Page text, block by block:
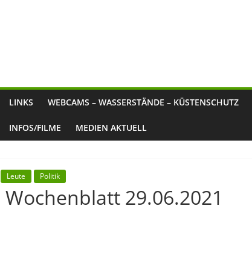
LINKS WEBCAMS – WASSERSTÄNDE – KÜSTENSCHUTZ
INFOS/FILME MEDIEN AKTUELL
Leute Politik
Wochenblatt 29.06.2021